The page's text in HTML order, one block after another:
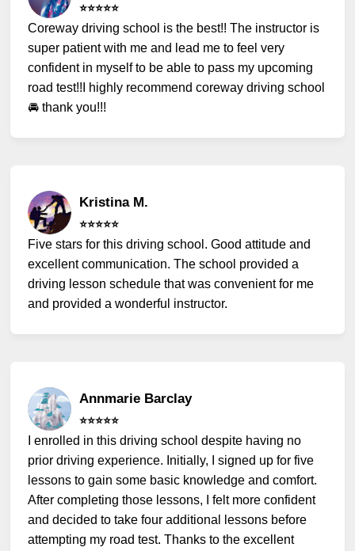
⭐️⭐️⭐️⭐️⭐️
Coreway driving school is the best!! The instructor is
super patient with me and lead me to feel very
confident in myself to be able to pass my upcoming
road test!!I highly recommend coreway driving school
🚘 thank you!!!
Kristina M.
⭐️⭐️⭐️⭐️⭐️
Five stars for this driving school. Good attitude and
excellent communication. The school provided a
driving lesson schedule that was convenient for me
and provided a wonderful instructor.
Annmarie Barclay
⭐️⭐️⭐️⭐️⭐️
I enrolled in this driving school despite having no
prior driving experience. Initially, I signed up for five
lessons to gain some basic knowledge and comfort.
After completing those lessons, I felt more confident
and decided to take four additional lessons before
attempting my road test. Thanks to the excellent